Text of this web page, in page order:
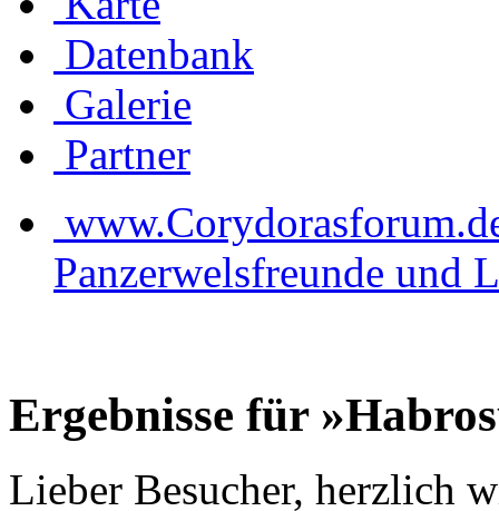
Datenbank
Galerie
Partner
Panzerwelsfreunde und
Ergebnisse für
Lieber Besucher, herzlich